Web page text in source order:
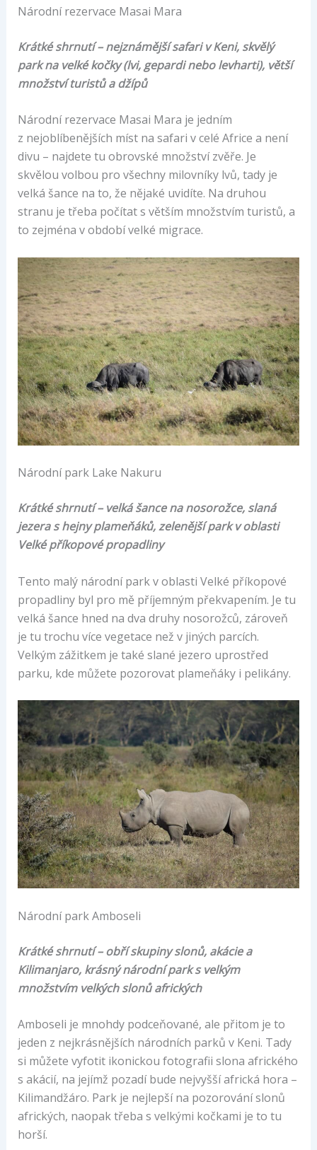
Národní rezervace Masai Mara
Krátké shrnutí – nejznámější safari v Keni, skvělý
park na velké kočky (lvi, gepardi nebo levharti), větší
množství turistů a džípů
Národní rezervace Masai Mara je jedním
z nejoblíbenějších míst na safari v celé Africe a není
divu – najdete tu obrovské množství zvěře. Je
skvělou volbou pro všechny milovníky lvů, tady je
velká šance na to, že nějaké uvidíte. Na druhou
stranu je třeba počítat s větším množstvím turistů, a
to zejména v období velké migrace.
Národní park Lake Nakuru
Krátké shrnutí – velká šance na nosorožce, slaná
jezera s hejny plameňáků, zelenější park v oblasti
Velké příkopové propadliny
Tento malý národní park v oblasti Velké příkopové
propadliny byl pro mě příjemným překvapením. Je tu
velká šance hned na dva druhy nosorožců, zároveň
je tu trochu více vegetace než v jiných parcích.
Velkým zážitkem je také slané jezero uprostřed
parku, kde můžete pozorovat plameňáky i pelikány.
Národní park Amboseli
Krátké shrnutí – obří skupiny slonů, akácie a
Kilimanjaro, krásný národní park s velkým
množstvím velkých slonů afrických
Amboseli je mnohdy podceňované, ale přitom je to
jeden z nejkrásnějších národních parků v Keni. Tady
si můžete vyfotit ikonickou fotografii slona afrického
s akácií, na jejímž pozadí bude nejvyšší africká hora –
Kilimandžáro. Park je nejlepší na pozorování slonů
afrických, naopak třeba s velkými kočkami je to tu
horší.